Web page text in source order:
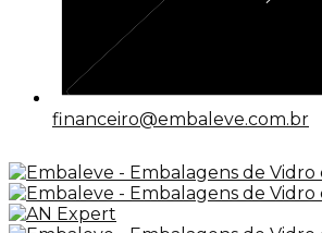
financeiro@embaleve.com.br